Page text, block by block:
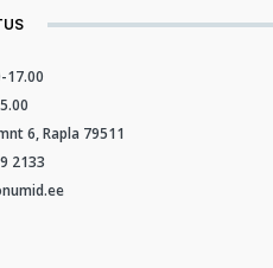
17.00
6, Rapla 79511
2133